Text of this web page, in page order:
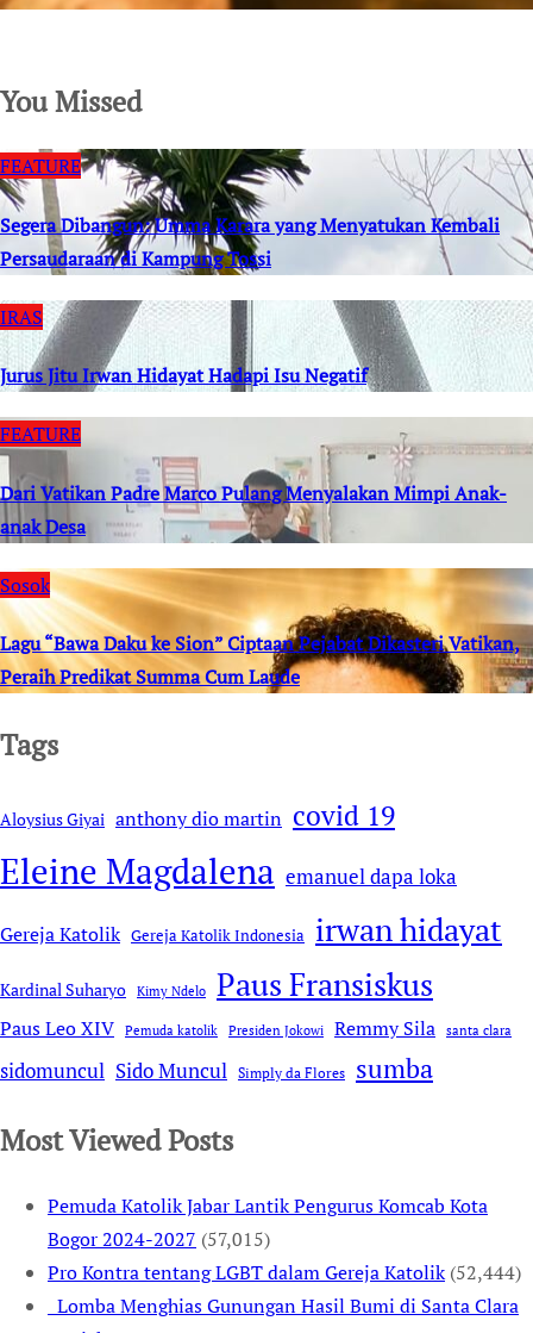
You Missed
FEATURE
Segera Dibangun: Umma Karara yang Menyatukan Kembali
Persaudaraan di Kampung Tossi
IRAS
Jurus Jitu Irwan Hidayat Hadapi Isu Negatif
FEATURE
Dari Vatikan Padre Marco Pulang Menyalakan Mimpi Anak-
anak Desa
Sosok
Lagu “Bawa Daku ke Sion” Ciptaan Pejabat Dikasteri Vatikan,
Peraih Predikat Summa Cum Laude
Tags
Aloysius Giyai anthony dio martin covid 19
Eleine Magdalena emanuel dapa loka
Gereja Katolik Gereja Katolik Indonesia irwan hidayat
Kardinal Suharyo Kimy Ndelo Paus Fransiskus
Paus Leo XIV Pemuda katolik Presiden Jokowi Remmy Sila santa clara
sidomuncul Sido Muncul Simply da Flores sumba
Most Viewed Posts
Pemuda Katolik Jabar Lantik Pengurus Komcab Kota
Bogor 2024-2027 (57,015)
Pro Kontra tentang LGBT dalam Gereja Katolik (52,444)
Lomba Menghias Gunungan Hasil Bumi di Santa Clara